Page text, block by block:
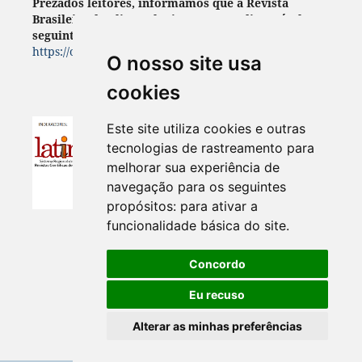
O nosso site usa
cookies
Este site utiliza cookies e outras
tecnologias de rastreamento para
melhorar sua experiência de
navegação para os seguintes
propósitos: para ativar a
funcionalidade básica do site.
Concordo
Eu recuso
Alterar as minhas preferências
Prezados leitores, informamos que a Revista
Brasileira de Climatologia encontra- disponível no
seguinte endereço:
https://ojs.ufgd.edu.br/index.php/rbclima